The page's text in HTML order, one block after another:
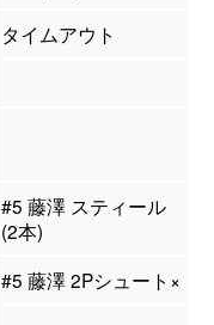
タイムアウト
#5 藤澤 スティール
(2本)
#5 藤澤 2Pシュート×